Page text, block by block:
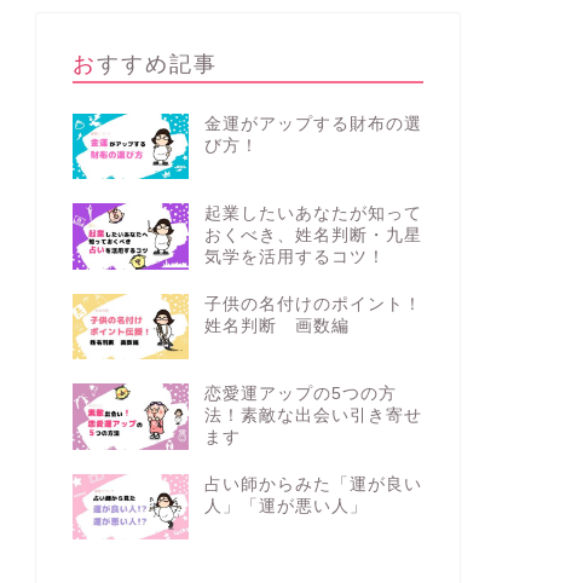
おすすめ記事
金運がアップする財布の選
び方！
起業したいあなたが知って
おくべき、姓名判断・九星
気学を活用するコツ！
子供の名付けのポイント！
姓名判断 画数編
恋愛運アップの5つの方
法！素敵な出会い引き寄せ
ます
占い師からみた「運が良い
人」「運が悪い人」